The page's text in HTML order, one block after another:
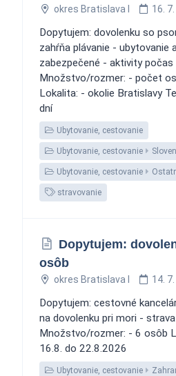
okres Bratislava I 16.
Dopytujem: dovolenku so
zahŕňa plávanie - ubytovanie
zabezpečené - aktivity počas
Množstvo/rozmer: - počet
Lokalita: - okolie Bratislavy
dní
Ubytovanie, cestovanie
Ubytovanie, cestovanie
Ubytovanie, cestovanie
stravovanie
Dopytujem:
osôb
okres Bratislava I 14.
Dopytujem: cestovné
na dovolenku pri mori -
Množstvo/rozmer: - 6 osôb
16.8. do 22.8.2026
Ubytovanie, cestovanie